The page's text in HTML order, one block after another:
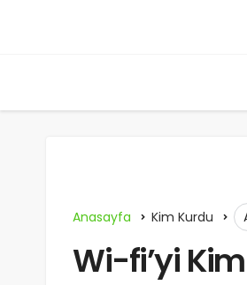
Anasayfa Kim Kurdu
Wi-fi’yi